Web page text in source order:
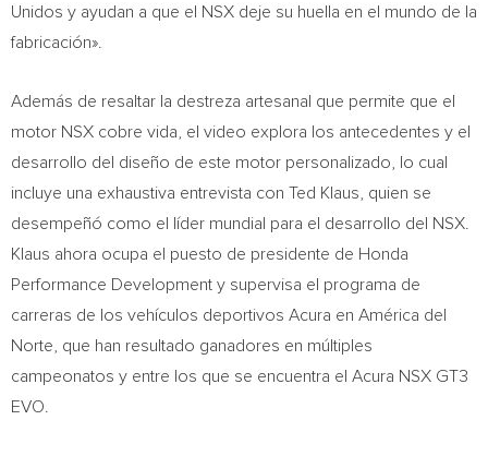
Unidos y ayudan a que el NSX deje su huella en el mundo de la
fabricación».
Además de resaltar la destreza artesanal que permite que el
motor NSX cobre vida, el video explora los antecedentes y el
desarrollo del diseño de este motor personalizado, lo cual
incluye una exhaustiva entrevista con Ted Klaus , quien se
desempeñó como el líder mundial para el desarrollo del NSX.
Klaus ahora ocupa el puesto de presidente de Honda
Performance Development y supervisa el programa de
carreras de los vehículos deportivos Acura en América del
Norte, que han resultado ganadores en múltiples
campeonatos y entre los que se encuentra el Acura NSX GT3
EVO.